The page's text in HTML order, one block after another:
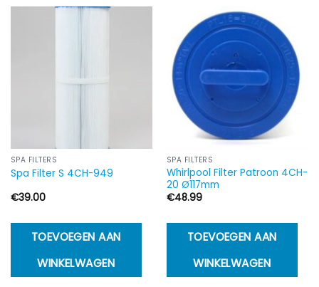
SPA FILTERS
Spa Filter S 4CH-949
€39.00
TOEVOEGEN AAN
WINKELWAGEN
SPA FILTERS
Whirlpool Filter Patroon 4CH-
20 Ø117mm
€48.99
TOEVOEGEN AAN
WINKELWAGEN